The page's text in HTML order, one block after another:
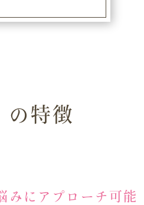
の特徴
みに アプローチ可能